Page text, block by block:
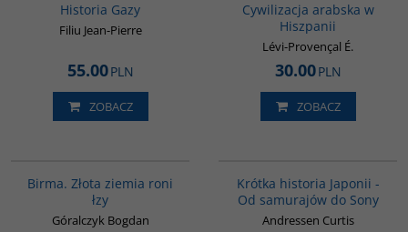
Historia Gazy
Filiu Jean-Pierre
55.00PLN
ZOBACZ
Cywilizacja arabska w
Hiszpanii
Lévi-Provençal É.
30.00PLN
ZOBACZ
Birma. Złota ziemia roni
łzy
Góralczyk Bogdan
Krótka historia Japonii -
Od samurajów do Sony
Andressen Curtis